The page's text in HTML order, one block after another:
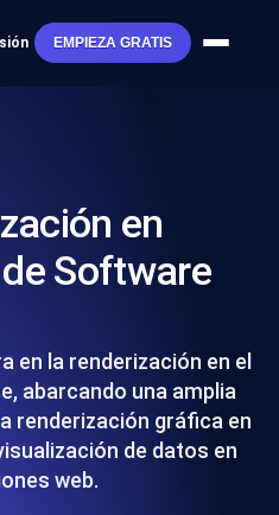
EMPIEZA GRATIS
en
Software
en la renderización en el
abarcando una amplia
renderización gráfica en
de datos en
web.